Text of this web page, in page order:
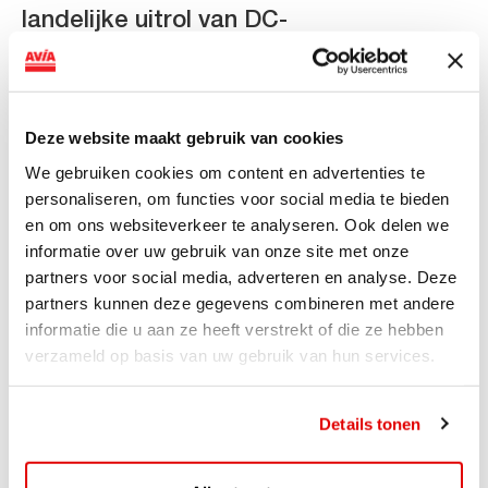
Deze website maakt gebruik van cookies
We gebruiken cookies om content en advertenties te
personaliseren, om functies voor social media te bieden
en om ons websiteverkeer te analyseren. Ook delen we
informatie over uw gebruik van onze site met onze
partners voor social media, adverteren en analyse. Deze
partners kunnen deze gegevens combineren met andere
informatie die u aan ze heeft verstrekt of die ze hebben
verzameld op basis van uw gebruik van hun services.
Details tonen
landelijke uitrol van DC-
snellaadinfrastructuur
AVIA VOLT en Fletcher Hotels starten landelijke uitrol